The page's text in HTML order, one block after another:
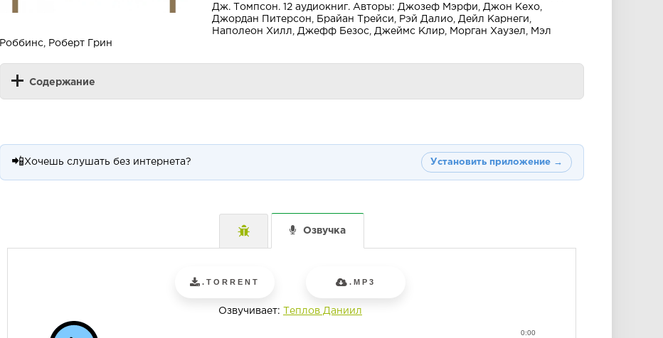
Дж. Томпсон. 12 аудиокниг. Авторы: Джозеф Мэрфи, Джон Кехо,
Джордан Питерсон, Брайан Трейси, Рэй Далио, Дейл Карнеги,
Наполеон Хилл, Джефф Безос, Джеймс Клир, Морган Хаузел, Мэл
Роббинс, Роберт Грин
Содержание
📲 Хочешь слушать без интернета? Установить приложение →
Озвучка
.TORRENT .MP3
Озвучивает: Теплов Даниил
0:00